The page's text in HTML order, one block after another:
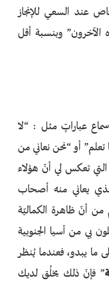
عند السعي للإنجاز
الآخرون” وبنسبة أقل
عباراتٍ مثل : “لا
أو “نحن نعاني من
تعكس لي أنّ هؤلاء
يعاني منه أصحاب
من أنّ ظاهرة الكماليّة
بي من آسيا الجنوبية
ما يبدو، فعندما يُنظر
” فإنّ ذلك يخلُق لديك